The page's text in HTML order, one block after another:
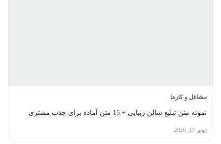
مشاغل و کارها
نمونه متن تبلیغ سالن زیبایی + 15 متن آماده برای جذب مشتری
ژوئن 13, 2026